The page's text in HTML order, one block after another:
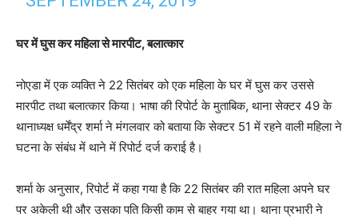
घर में घुस कर महिला से मारपीट, बलात्कार
नोएडा में एक व्यक्ति ने 22 सितंबर को एक महिला के घर में घुस कर उससे
मारपीट तथा बलात्कार किया। भाषा की रिपोर्ट के मुताबिक, थाना सेक्टर 49 के
थानाध्यक्ष धर्मेंद्र शर्मा ने मंगलवार को बताया कि सेक्टर 51 में रहने वाली महिला ने
घटना के संबंध में थाने में रिपोर्ट दर्ज कराई है।
शर्मा के अनुसार, रिपोर्ट में कहा गया है कि 22 सितंबर की रात महिला अपने घर
पर अकेली थी और उसका पति किसी काम से बाहर गया था। थाना प्रभारी ने